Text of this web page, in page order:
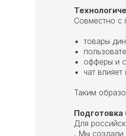
Совместно с
товары
офферы и
чат
Таким
Подготовка
Для
. Мы создали